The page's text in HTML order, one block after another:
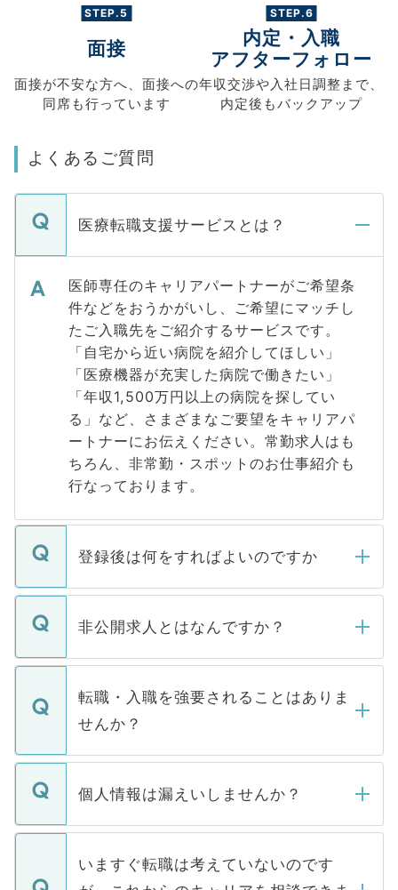
STEP.5
面接
面接が不安な方へ、 面接への
同席も行っています
STEP.6
内定・入職
アフターフォロー
年収交渉や入社日調整まで、
内定後もバックアップ
よくあるご質問
医療転職支援サービスとは？
医師専任のキャリアパートナーがご希望条
件などをおうかがいし、ご希望にマッチし
たご入職先をご紹介するサービスです。
「自宅から近い病院を紹介してほしい」
「医療機器が充実した病院で働きたい」
「年収1,500万円以上の病院を探してい
る」など、さまざまなご要望をキャリアパ
ートナーにお伝えください。常勤求人はも
ちろん、非常勤・スポットのお仕事紹介も
行なっております。
登録後は何をすればよいのですか
ご登録いただきましたら、弊社担当者がご
登録内容を確認し、その後メールもしくは
ます。通常、5営業日以内にはご連絡をせて
いただきますので、しばらくお待ちくださ
非公開求人とはなんですか？
マイナビDOCTORで取り扱っている求人の
うち約3割は、Webサイトからご覧いただ
けない「非公開求人」です。非公開求人は
下記の理由によって、一般には公開してい
ません。
■応募殺到を避けるため 人気のある医療機
関を公にしてしまうと、応募が殺到する場
に、医療機関が求める条件に合った人材の
転職・入職を強要されることはありま
せんか？
転職・入職を強要することは一切ありませ
ん。また、仮に応募先から内定をいただい
定を承諾する必要はありません。内定先へ
の辞退の連絡はキャリアパートナーが行い
個人情報は漏えいしませんか？
個人情報が漏えいすることはありませんの
で、ご安心ください。当サイトからの登録
などで収集したご登録者様の個人情報は、
いますぐ転職は考えていないのです